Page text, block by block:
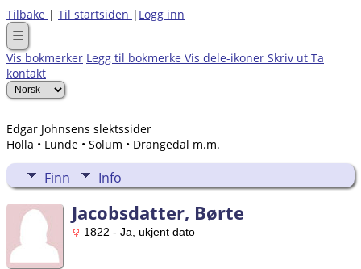
Tilbake | Til startsiden | Logg inn
☰
Vis bokmerker Legg til bokmerke Vis dele-ikoner Skriv ut Ta
kontakt
Edgar Johnsens slektssider
Holla • Lunde • Solum • Drangedal m.m.
Finn Info
Jacobsdatter, Børte
1822 - Ja, ukjent dato